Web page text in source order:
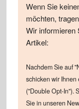
Wenn Sie
möchten,
Wir informieren
Artikel:
Nachdem Sie auf
schicken wir Ihnen
("Double Opt-In").
Sie in unseren